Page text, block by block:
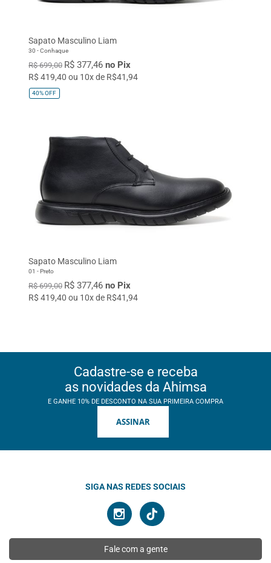
Sapato Masculino Liam
30 - Conhaque
R$ 699,00 R$ 377,46 no Pix
R$ 419,40 ou 10x de R$41,94
40%OFF
Sapato Masculino Liam
01 - Preto
R$ 699,00 R$ 377,46 no Pix
R$ 419,40 ou 10x de R$41,94
Cadastre-se e receba
as novidades da Ahimsa
E GANHE 10% DE DESCONTO NA SUA PRIMEIRA COMPRA
ASSINAR
SIGA NAS REDES SOCIAIS
Fale com a gente